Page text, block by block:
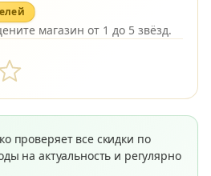
магазин от 1 до 5 звёзд.
проверяет все скидки по
на актуальность и регулярно